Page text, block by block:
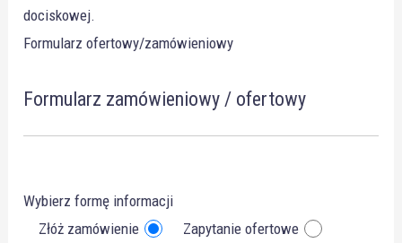
dociskowej.
Formularz ofertowy/zamówieniowy
Formularz zamówieniowy / ofertowy
Wybierz formę informacji
Złóż zamówienie
Zapytanie ofertowe